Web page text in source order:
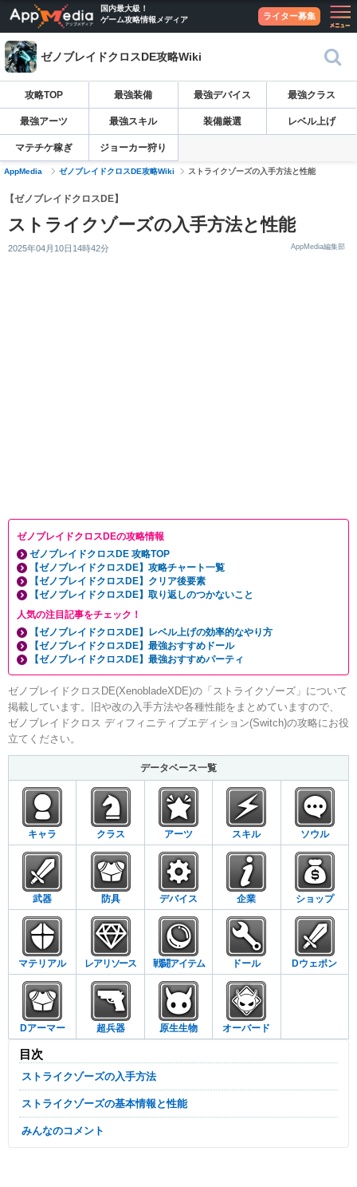
国内最大級！
ゲーム攻略情報メディア
ライター募集
ゼノブレイドクロスDE攻略Wiki
攻略TOP 最強装備 最強デバイス 最強クラス
最強アーツ 最強スキル 装備厳選 レベル上げ
マテチケ稼ぎ ジョーカー狩り
AppMedia ゼノブレイドクロスDE攻略Wiki ストライクゾーズの入手方法と性能
【ゼノブレイドクロスDE】
ストライクゾーズの入手方法と性能
2025年04月10日14時42分 AppMedia編集部
ゼノブレイドクロスDEの攻略情報
ゼノブレイドクロスDE 攻略TOP
【ゼノブレイドクロスDE】攻略チャート一覧
【ゼノブレイドクロスDE】クリア後要素
【ゼノブレイドクロスDE】取り返しのつかないこと
人気の注目記事をチェック！
【ゼノブレイドクロスDE】レベル上げの効率的なやり方
【ゼノブレイドクロスDE】最強おすすめドール
【ゼノブレイドクロスDE】最強おすすめパーティ
ゼノブレイドクロスDE(XenobladeXDE)の「ストライクゾーズ」について
掲載しています。旧や改の入手方法や各種性能をまとめていますので、
ゼノブレイドクロス ディフィニティブエディション(Switch)の攻略にお役
立てください。
データベース一覧
キャラ クラス アーツ スキル ソウル
武器 防具 デバイス 企業 ショップ
マテリアル レアリソース 戦闘アイテム ドール Dウェポン
Dアーマー 超兵器 原生生物 オーバード
目次
ストライクゾーズの入手方法
ストライクゾーズの基本情報と性能
みんなのコメント